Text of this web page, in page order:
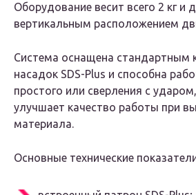
Оборудование весит всего 2 кг и
вертикальным расположением
Система оснащена стандартным
насадок SDS-Plus и способна
простого или сверления с
улучшает качество работы при
материала.
Основные технические